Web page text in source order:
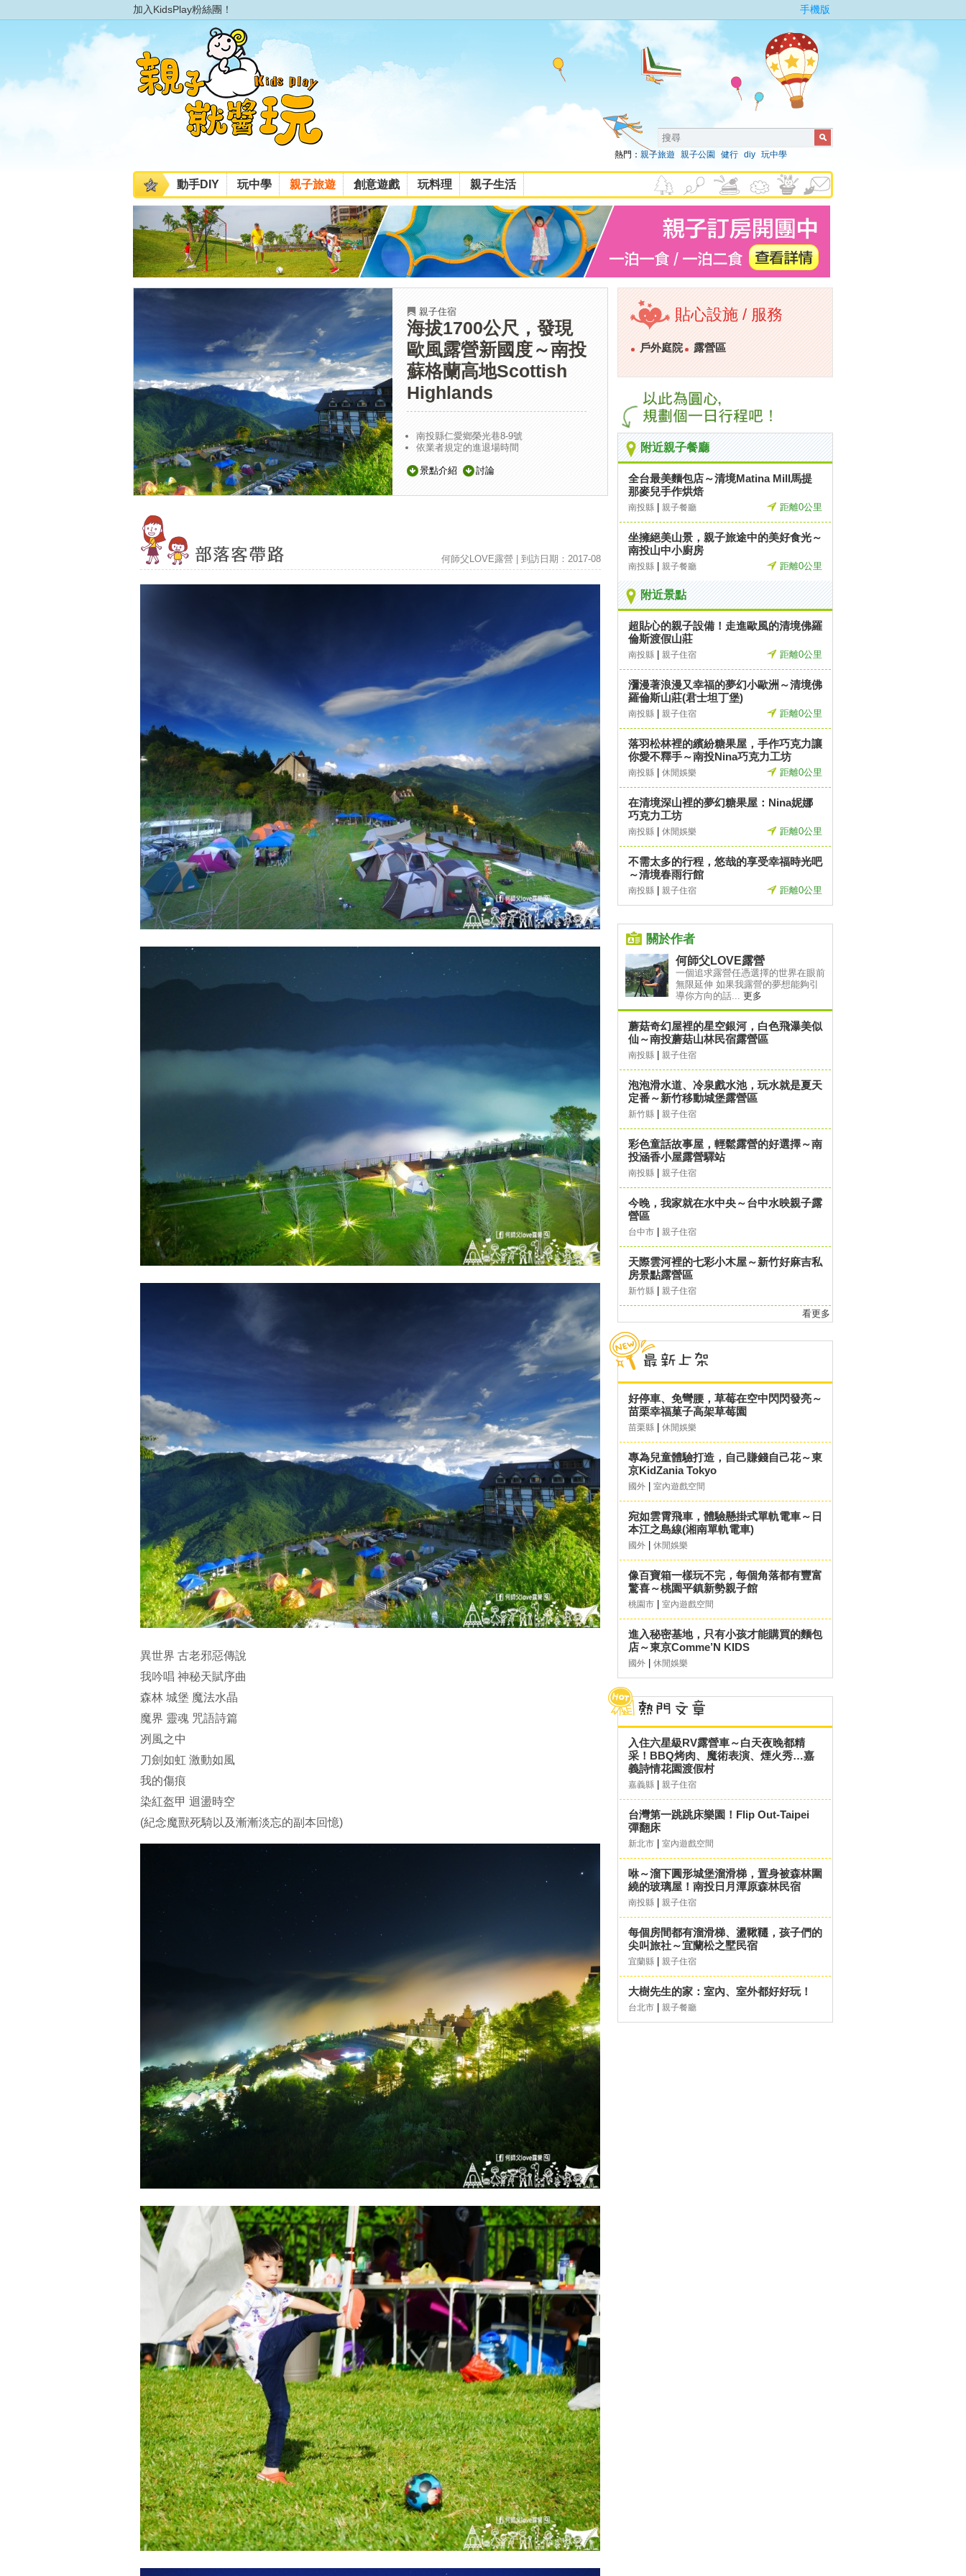
加入KidsPlay粉絲團！ 手機版
熱門： 親子旅遊 親子公園 健行 diy 玩中學
動手DIY 玩中學 親子旅遊 創意遊戲 玩料理 親子生活
親子住宿
海拔1700公尺，發現
歐風露營新國度～南投
蘇格蘭高地Scottish
Highlands
南投縣仁愛鄉榮光巷8-9號
依業者規定的進退場時間
景點介紹 討論
何師父LOVE露營 | 到訪日期：2017-08
異世界 古老邪惡傳說
我吟唱 神秘天賦序曲
森林 城堡 魔法水晶
魔界 靈魂 咒語詩篇
冽風之中
刀劍如虹 激動如風
我的傷痕
染紅盔甲 迴盪時空
(紀念魔獸死騎以及漸漸淡忘的副本回憶)
貼心設施 / 服務
戶外庭院 露營區
附近親子餐廳
全台最美麵包店～清境Matina Mill馬提
那麥兒手作烘焙
南投縣 親子餐廳 距離0公里
坐擁絕美山景，親子旅途中的美好食光～
南投山中小廚房
南投縣 親子餐廳 距離0公里
附近景點
超貼心的親子設備！走進歐風的清境佛羅
倫斯渡假山莊
南投縣 親子住宿 距離0公里
瀰漫著浪漫又幸福的夢幻小歐洲～清境佛
羅倫斯山莊(君士坦丁堡)
南投縣 親子住宿 距離0公里
落羽松林裡的繽紛糖果屋，手作巧克力讓
你愛不釋手～南投Nina巧克力工坊
南投縣 休閒娛樂 距離0公里
在清境深山裡的夢幻糖果屋：Nina妮娜
巧克力工坊
南投縣 休閒娛樂 距離0公里
不需太多的行程，悠哉的享受幸福時光吧
～清境春雨行館
南投縣 親子住宿 距離0公里
關於作者
何師父LOVE露營
一個追求露營任憑選擇的世界在眼前
無限延伸 如果我露營的夢想能夠引
導你方向的話... 更多
蘑菇奇幻屋裡的星空銀河，白色飛瀑美似
仙～南投蘑菇山林民宿露營區
南投縣 親子住宿
泡泡滑水道、冷泉戲水池，玩水就是夏天
定番～新竹移動城堡露營區
新竹縣 親子住宿
彩色童話故事屋，輕鬆露營的好選擇～南
投涵香小屋露營驛站
南投縣 親子住宿
今晚，我家就在水中央～台中水映親子露
營區
台中市 親子住宿
天際雲河裡的七彩小木屋～新竹好麻吉私
房景點露營區
新竹縣 親子住宿
看更多
好停車、免彎腰，草莓在空中閃閃發亮～
苗栗幸福菓子高架草莓園
苗栗縣 休閒娛樂
專為兒童體驗打造，自己賺錢自己花～東
京KidZania Tokyo
國外 室內遊戲空間
宛如雲霄飛車，體驗懸掛式單軌電車～日
本江之島線(湘南單軌電車)
國外 休閒娛樂
像百寶箱一樣玩不完，每個角落都有豐富
驚喜～桃園平鎮新勢親子館
桃園市 室內遊戲空間
進入秘密基地，只有小孩才能購買的麵包
店～東京Comme’N KIDS
國外 休閒娛樂
入住六星級RV露營車～白天夜晚都精
采！BBQ烤肉、魔術表演、煙火秀…嘉
義詩情花園渡假村
嘉義縣 親子住宿
台灣第一跳跳床樂園！Flip Out-Taipei
彈翻床
新北市 室內遊戲空間
咻～溜下圓形城堡溜滑梯，置身被森林圍
繞的玻璃屋！南投日月潭原森林民宿
南投縣 親子住宿
每個房間都有溜滑梯、盪鞦韆，孩子們的
尖叫旅社～宜蘭松之墅民宿
宜蘭縣 親子住宿
大樹先生的家：室內、室外都好好玩！
台北市 親子餐廳